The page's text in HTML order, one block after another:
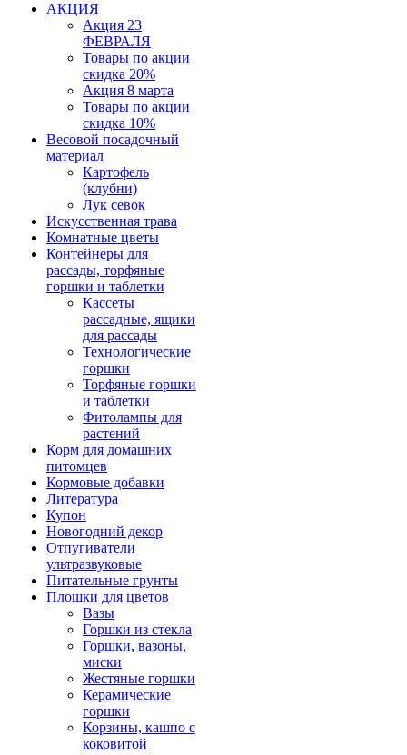
АКЦИЯ
Акция 23
ФЕВРАЛЯ
Товары по акции
скидка 20%
Акция 8 марта
Товары по акции
скидка 10%
Весовой посадочный
материал
Картофель
(клубни)
Лук севок
Искусственная трава
Комнатные цветы
Контейнеры для
рассады, торфяные
горшки и таблетки
Кассеты
рассадные, ящики
для рассады
Технологические
горшки
Торфяные горшки
и таблетки
Фитолампы для
растений
Корм для домашних
питомцев
Кормовые добавки
Литература
Купон
Новогодний декор
Отпугиватели
ультразвуковые
Питательные грунты
Плошки для цветов
Вазы
Горшки из стекла
Горшки, вазоны,
миски
Жестяные горшки
Керамические
горшки
Корзины, кашпо с
коковитой